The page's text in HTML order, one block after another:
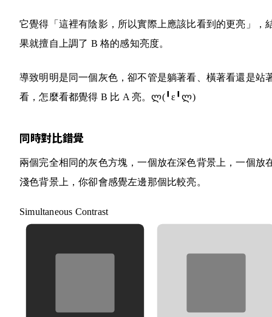
它覺得「這裡有陰影，所以實際上應該比看到的更亮」，
果就擅自上調了 B 格的感知亮度。
導致明明是同一個灰色，卻不管是躺著看、橫著看還是站
看，怎麼看都覺得 B 比 A 亮。ლ(╹ε╹ლ)
同時對比錯覺
兩個完全相同的灰色方塊，一個放在深色背景上，一個放
淺色背景上，你卻會感覺左邊那個比較亮。
Simultaneous Contrast